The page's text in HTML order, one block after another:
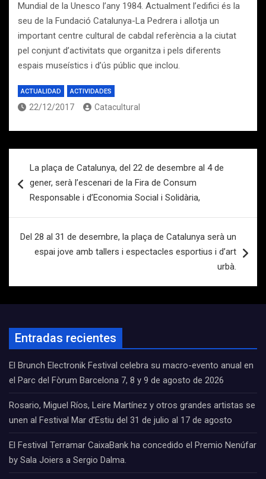
Mundial de la Unesco l’any 1984. Actualment l’edifici és la
seu de la Fundació Catalunya-La Pedrera i allotja un
important centre cultural de cabdal referència a la ciutat
pel conjunt d’activitats que organitza i pels diferents
espais museístics i d’ús públic que inclou.
ACTUALIDAD ACTIVIDADES
22/12/2017 Catacultural
de
entradas
La plaça de Catalunya, del 22 de desembre al 4 de
gener, serà l’escenari de la Fira de Consum
Responsable i d’Economia Social i Solidària,
Del 28 al 31 de desembre, la plaça de Catalunya serà un
espai jove amb tallers i espectacles esportius i d’art
urbà.
Entradas recientes
El Brunch Electronik Festival celebra su macro-evento anual en
el Parc del Fòrum Barcelona 7, 8 y 9 de agosto de 2026
Rosario, Miguel Ríos, Leire Martínez y otros grandes artistas se
unen al Festival Mar d’Estiu del 31 de julio al 17 de agosto
El Festival Terramar CaixaBank ha concedido el Premio Nenúfar
by Sala Joiers a Sergio Dalma.